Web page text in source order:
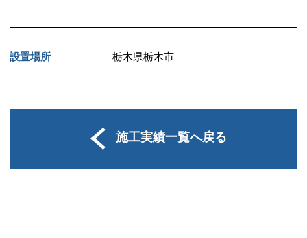
設置場所 栃木県栃木市
施工実績一覧へ戻る